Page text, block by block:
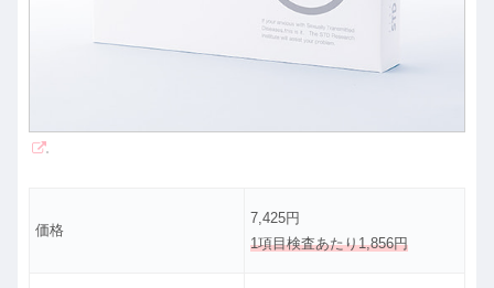
価格
7,425円
1項目検査あたり1,856円